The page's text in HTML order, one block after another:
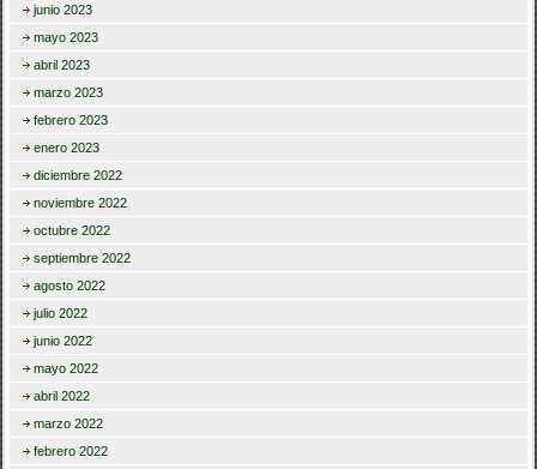
junio 2023
mayo 2023
abril 2023
marzo 2023
febrero 2023
enero 2023
diciembre 2022
noviembre 2022
octubre 2022
septiembre 2022
agosto 2022
julio 2022
junio 2022
mayo 2022
abril 2022
marzo 2022
febrero 2022